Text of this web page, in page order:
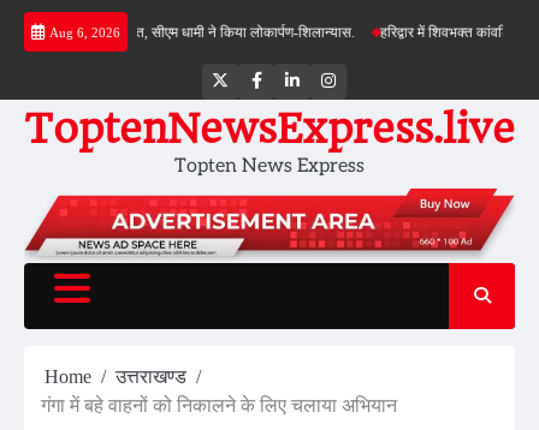
Skip
Aug 6, 2026
की सौगात, सीएम धामी ने किया लोकार्पण-शिलान्यास. हरिद्वार में शिवभक्त कांवड़ियों पर
TwitterFacebookLinkedInInstagram
ToptenNewsExpress.live
Topten News Express
Home
उत्तराखण्ड
गंगा में बहे वाहनों को निकालने के लिए चलाया अभियान